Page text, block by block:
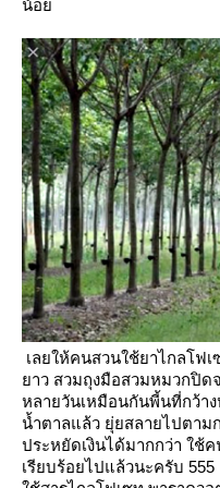
น้อ
เลยให้คนสวนใช้ยาไกลโฟ
าว สวมถุงมือสวมหมวกปิด
หลายวันเหมือนกันพี้นที่กว้า
น้ำตาลแล้ว ยุ่ยสลายไปตามก
ประหยัดเงินได้มากกว่า ใช้
เรียบร้อยไปแล้วนะครับ 555